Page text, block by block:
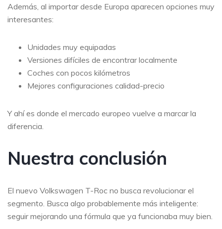
Además, al importar desde Europa aparecen opciones muy
interesantes:
Unidades muy equipadas
Versiones difíciles de encontrar localmente
Coches con pocos kilómetros
Mejores configuraciones calidad-precio
Y ahí es donde el mercado europeo vuelve a marcar la
diferencia.
Nuestra conclusión
El nuevo Volkswagen T-Roc no busca revolucionar el
segmento. Busca algo probablemente más inteligente:
seguir mejorando una fórmula que ya funcionaba muy bien.